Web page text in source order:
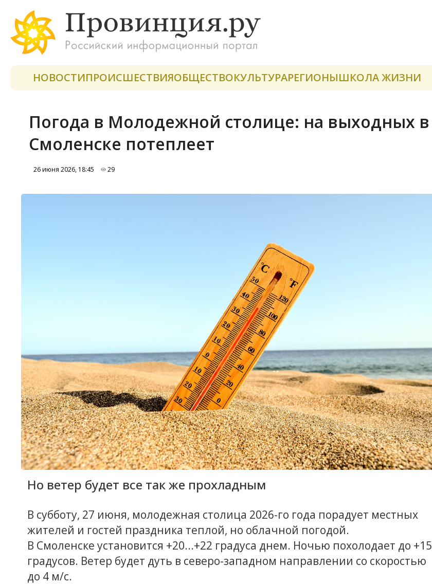
НОВОСТИПРОИСШЕСТВИЯОБЩЕСТВОКУЛЬТУРАРЕГИОНЫШКОЛА ЖИЗНИ
Погода в Молодежной столице: на выходных в
Смоленске потеплеет
26 июня 2026, 18:45 29
Но ветер будет все так же прохладным
В субботу, 27 июня, молодежная столица 2026-го года порадует местных
жителей и гостей праздника теплой, но облачной погодой.
В Смоленске установится +20...+22 градуса днем. Ночью похолодает до +15
градусов. Ветер будет дуть в северо-западном направлении со скоростью
до 4 м/с.